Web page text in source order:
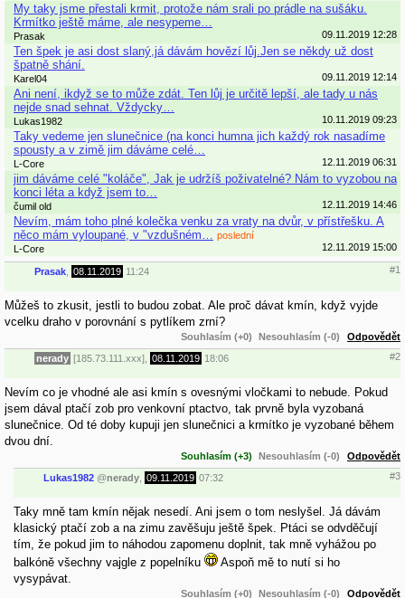
My taky jsme přestali krmit, protože nám srali po prádle na sušáku.
Krmítko ještě máme, ale nesypeme…
Prasak 09.11.2019 12:28
Ten špek je asi dost slaný,já dávám hovězí lůj.Jen se někdy už dost
špatně shání.
Karel04 09.11.2019 12:14
Ani není, ikdyž se to může zdát. Ten lůj je určitě lepší, ale tady u nás
nejde snad sehnat. Vždycky…
Lukas1982 10.11.2019 09:23
Taky vedeme jen slunečnice (na konci humna jich každý rok nasadíme
spousty a v zimě jim dáváme celé…
L-Core 12.11.2019 06:31
jim dáváme celé "koláče", Jak je udržíš poživatelné? Nám to vyzobou na
konci léta a když jsem to…
čumil old 12.11.2019 14:46
Nevím, mám toho plné kolečka venku za vraty na dvůr, v přístřešku. A
něco mám vyloupané, v "vzdušném…
poslední
L-Core
12.11.2019 15:00
Prasak 08.11.2019 11:24 #1
Můžeš to zkusit, jestli to budou zobat. Ale proč dávat kmín, když vyjde
vcelku draho v porovnání s pytlíkem zrní?
Souhlasím (+0) Nesouhlasím (-0) Odpovědět
nerady [185.73.111.xxx], 08.11.2019 18:06 #2
Nevím co je vhodné ale asi kmín s ovesnými vločkami to nebude. Pokud
jsem dával ptačí zob pro venkovní ptactvo, tak prvně byla vyzobaná
slunečnice. Od té doby kupuji jen slunečnici a krmítko je vyzobané během
dvou dní.
Souhlasím (+3) Nesouhlasím (-0) Odpovědět
Lukas1982 @nerady 09.11.2019 07:32 #3
Taky mně tam kmín nějak nesedí. Ani jsem o tom neslyšel. Já dávám
klasický ptačí zob a na zimu zavěšuju ještě špek. Ptáci se odvděčují
tím, že pokud jim to náhodou zapomenu doplnit, tak mně vyhážou po
balkóně všechny vajgle z popelníku
Aspoň mě to nutí si ho
vysypávat.
Souhlasím (+0) Nesouhlasím (-0) Odpovědět